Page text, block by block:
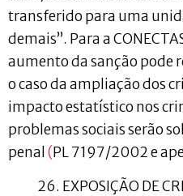
transferido para uma
demais”. Para a
aumento da sanção pode
o caso da ampliação dos
impacto estatístico nos
problemas sociais serão
penal(PL 7197/2002 e
26. EXPOSIÇÃO DE